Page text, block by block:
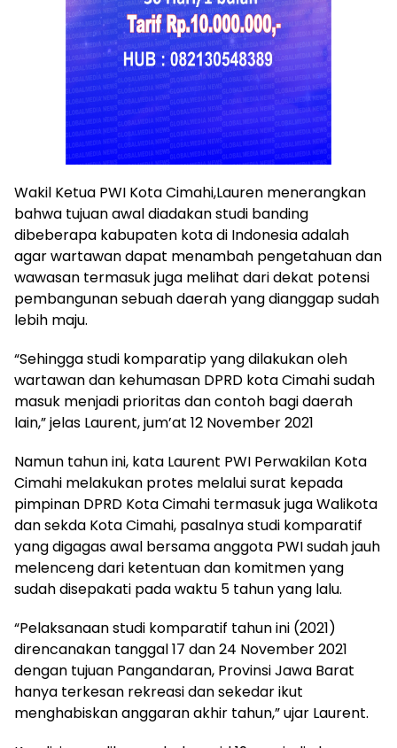
Wakil Ketua PWI Kota Cimahi,Lauren menerangkan
bahwa tujuan awal diadakan studi banding
dibeberapa kabupaten kota di Indonesia adalah
agar wartawan dapat menambah pengetahuan dan
wawasan termasuk juga melihat dari dekat potensi
pembangunan sebuah daerah yang dianggap sudah
lebih maju.
“Sehingga studi komparatip yang dilakukan oleh
wartawan dan kehumasan DPRD kota Cimahi sudah
masuk menjadi prioritas dan contoh bagi daerah
lain,” jelas Laurent, jum’at 12 November 2021
Namun tahun ini, kata Laurent PWI Perwakilan Kota
Cimahi melakukan protes melalui surat kepada
pimpinan DPRD Kota Cimahi termasuk juga Walikota
dan sekda Kota Cimahi, pasalnya studi komparatif
yang digagas awal bersama anggota PWI sudah jauh
melenceng dari ketentuan dan komitmen yang
sudah disepakati pada waktu 5 tahun yang lalu.
“Pelaksanaan studi komparatif tahun ini (2021)
direncanakan tanggal 17 dan 24 November 2021
dengan tujuan Pangandaran, Provinsi Jawa Barat
hanya terkesan rekreasi dan sekedar ikut
menghabiskan anggaran akhir tahun,” ujar Laurent.